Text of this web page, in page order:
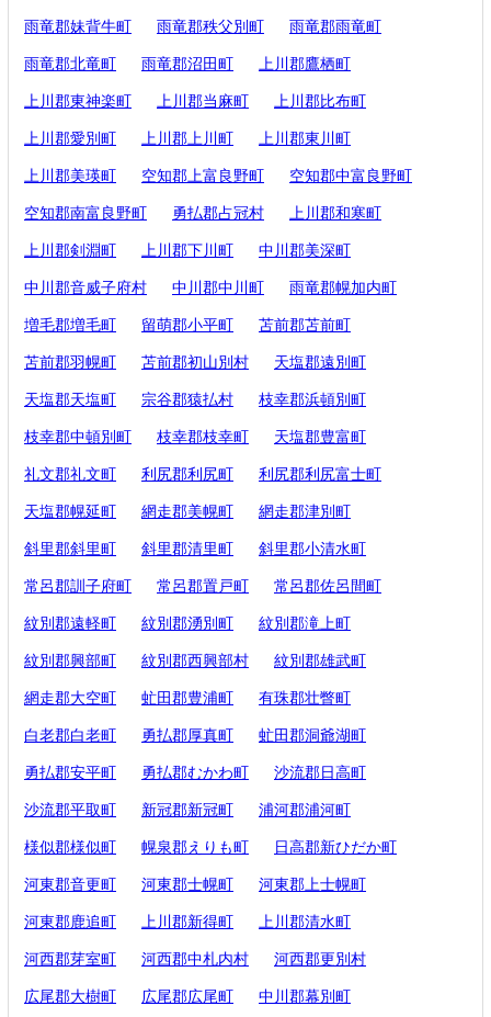
雨竜郡妹背牛町 雨竜郡秩父別町 雨竜郡雨竜町
雨竜郡北竜町 雨竜郡沼田町 上川郡鷹栖町
上川郡東神楽町 上川郡当麻町 上川郡比布町
上川郡愛別町 上川郡上川町 上川郡東川町
上川郡美瑛町 空知郡上富良野町 空知郡中富良野町
空知郡南富良野町 勇払郡占冠村 上川郡和寒町
上川郡剣淵町 上川郡下川町 中川郡美深町
中川郡音威子府村 中川郡中川町 雨竜郡幌加内町
増毛郡増毛町 留萌郡小平町 苫前郡苫前町
苫前郡羽幌町 苫前郡初山別村 天塩郡遠別町
天塩郡天塩町 宗谷郡猿払村 枝幸郡浜頓別町
枝幸郡中頓別町 枝幸郡枝幸町 天塩郡豊富町
礼文郡礼文町 利尻郡利尻町 利尻郡利尻富士町
天塩郡幌延町 網走郡美幌町 網走郡津別町
斜里郡斜里町 斜里郡清里町 斜里郡小清水町
常呂郡訓子府町 常呂郡置戸町 常呂郡佐呂間町
紋別郡遠軽町 紋別郡湧別町 紋別郡滝上町
紋別郡興部町 紋別郡西興部村 紋別郡雄武町
網走郡大空町 虻田郡豊浦町 有珠郡壮瞥町
白老郡白老町 勇払郡厚真町 虻田郡洞爺湖町
勇払郡安平町 勇払郡むかわ町 沙流郡日高町
沙流郡平取町 新冠郡新冠町 浦河郡浦河町
様似郡様似町 幌泉郡えりも町 日高郡新ひだか町
河東郡音更町 河東郡士幌町 河東郡上士幌町
河東郡鹿追町 上川郡新得町 上川郡清水町
河西郡芽室町 河西郡中札内村 河西郡更別村
広尾郡大樹町 広尾郡広尾町 中川郡幕別町